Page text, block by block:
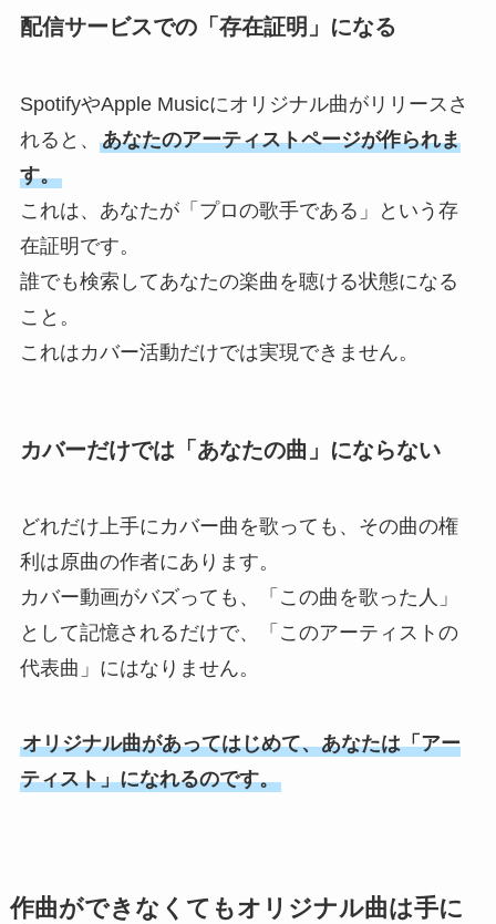
配信サービスでの「存在証明」になる
SpotifyやApple Musicにオリジナル曲がリリースさ
れると、 あなたのアーティストページが作られま
す。
これは、あなたが「プロの歌手である」という存
在証明です。
誰でも検索してあなたの楽曲を聴ける状態になる
こと。
これはカバー活動だけでは実現できません。
カバーだけでは「あなたの曲」にならない
どれだけ上手にカバー曲を歌っても、その曲の権
利は原曲の作者にあります。
カバー動画がバズっても、「この曲を歌った人」
として記憶されるだけで、「このアーティストの
代表曲」にはなりません。
オリジナル曲があってはじめて、あなたは「アー
ティスト」になれるのです。
作曲ができなくてもオリジナル曲は手に